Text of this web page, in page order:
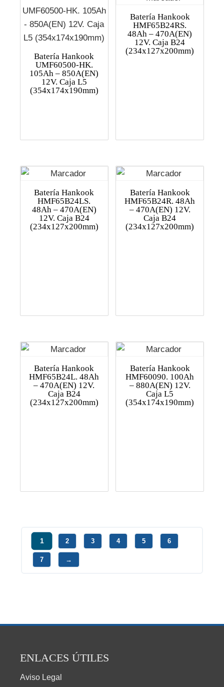
Batería Hankook
UMF60500-HK.
105Ah – 850A(EN)
12V. Caja L5
(354x174x190mm)
Batería Hankook
HMF65B24RS.
48Ah – 470A(EN)
12V. Caja B24
(234x127x200mm)
Batería Hankook
HMF65B24LS.
48Ah – 470A(EN)
12V. Caja B24
(234x127x200mm)
Batería Hankook
HMF65B24R. 48Ah
– 470A(EN) 12V.
Caja B24
(234x127x200mm)
Batería Hankook
HMF65B24L. 48Ah
– 470A(EN) 12V.
Caja B24
(234x127x200mm)
Batería Hankook
HMF60090. 100Ah
– 880A(EN) 12V.
Caja L5
(354x174x190mm)
1 2 3 4 5 6
7 →
ENLACES ÚTILES
Aviso Legal